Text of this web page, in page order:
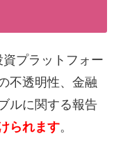
プラットフォー
不透明性、金融
ルに関する報告
られます。